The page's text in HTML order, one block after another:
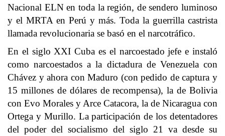
Nacional ELN en toda la región, de sendero luminoso
y el MRTA en Perú y más. Toda la guerrilla castrista
llamada revolucionaria se basó en el narcotráfico.
En el siglo XXI Cuba es el narcoestado jefe e instaló
como narcoestados a la dictadura de Venezuela con
Chávez y ahora con Maduro (con pedido de captura y
15 millones de dólares de recompensa), la de Bolivia
con Evo Morales y Arce Catacora, la de Nicaragua con
Ortega y Murillo. La participación de los detentadores
del poder del socialismo del siglo 21 va desde su